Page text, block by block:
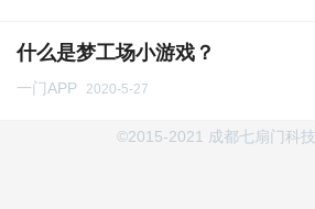
什么是梦工场小游戏？
一门APP 2020-5-27
©2015-2021 成都七扇门科